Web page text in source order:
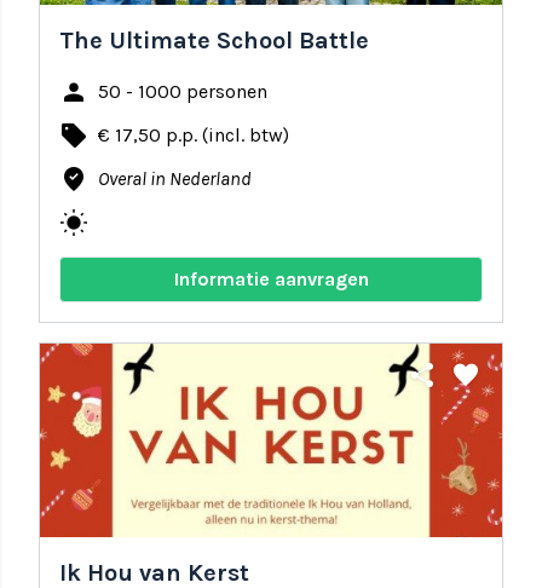
The Ultimate School Battle
person 50 - 1000 personen
local_offer € 17,50 p.p. (incl. btw)
where_to_vote Overal in Nederland
wb_sunny
Informatie aanvragen
share favorite
Ik Hou van Kerst